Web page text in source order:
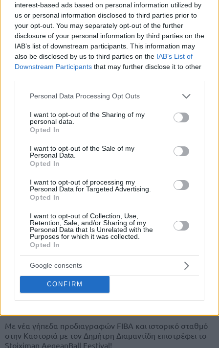
interest-based ads based on personal information utilized by
us or personal information disclosed to third parties prior to
your opt-out. You may separately opt-out of the further
disclosure of your personal information by third parties on the
IAB’s list of downstream participants. This information may
also be disclosed by us to third parties on the IAB’s List of
Downstream Participants that may further disclose it to other
Please note that this website/app uses one or more Google
not limited to your visit or usage behaviour. You may click to
grant or deny consent to Google and its third-party tags to
use your data for below specified purposes in below Google
consent section.
Personal Data Processing Opt Outs
I want to opt-out of the Sharing of my
personal data.
Opted In
I want to opt-out of the Sale of my
Personal Data.
Opted In
I want to opt-out of processing my
Personal Data for Targeted Advertising.
Opted In
I want to opt-out of Collection, Use,
Retention, Sale, and/or Sharing of my
Personal Data that Is Unrelated with the
Purposes for which it was collected.
Opted In
Google consents
CONFIRM
20/APR/26 16:31
Οι "Euroleague Legends by Stoiximan" απαντάνε στο αν
προτιμούν να δουν ντέρμπι ανάμεσα σε Ολυμπιακό και
Παναθηναϊκό, στα Playoffs,...
“Αν ήμουν Ολυμπιακός, θα
playoffs” – EuroLeague Legends
20/APR/26 13:11
Νέο επεισόδιο ''EuroLeague Legends by Stoiximan'' με
μπόλικο... Ολυμπιακό και Παναθηναϊκό!
EuroLeague Legends by
Stoiximan: Ποτό με Σάρας στη
30/MAR/26 13:05
μπάσκετ. Όπως πάντα. Και με τρελές ιστορίες. Επίσης,
όπως πάντα.
Festival επιστρέφει στη Σύρο
ενδιάμεσο σταθμό τη γενέτειρα
Καστοριά!
Με νέα γήπεδα προδιαγραφών FIBA και ιστορικό σταθμό
στην Καστοριά με τον Δημήτρη Διαμαντίδη επιστρέφει το
Stoiximan AegeanBall Festival!